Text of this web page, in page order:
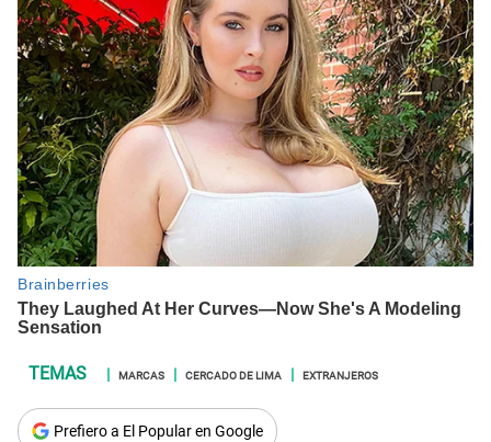
MARCAS CERCADO DE LIMA EXTRANJEROS
Prefiero a El Popular en Google